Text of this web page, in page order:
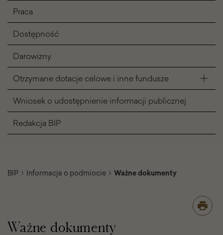
Praca
Dostępność
Darowizny
Otrzymane dotacje celowe i inne fundusze
Wniosek o udostępnienie informacji publicznej
Redakcja BIP
BIP Informacja o podmiocie Ważne dokumenty
Ważne dokumenty